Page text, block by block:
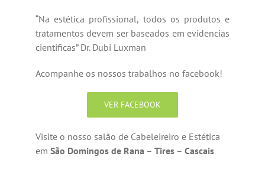
“Na estética profissional, todos os produtos e
tratamentos devem ser baseados em evidencias
cientificas” Dr. Dubi Luxman
Acompanhe os nossos trabalhos no facebook!
VER FACEBOOK
Visite o nosso salão de Cabeleireiro e Estética
em São Domingos de Rana – Tires – Cascais